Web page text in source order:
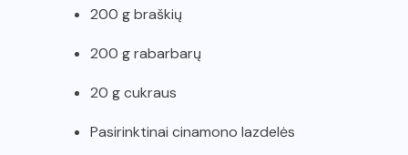
200 g braškių
200 g rabarbarų
20 g cukraus
Pasirinktinai cinamono lazdelės